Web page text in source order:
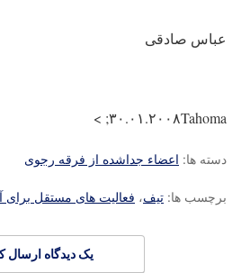
عباس صادقی
۳۰.۰۱.۲۰۰۸Tahoma; >
دسته ها: اعضاء جداشده از فرقه رجوی
برچسب ها: تیف، فعالیت های مستقل برای
یک دیدگاه ارسال